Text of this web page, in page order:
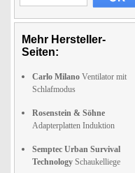
Mehr Hersteller-
Seiten:
Carlo Milano Ventilator mit
Schlafmodus
Rosenstein & Söhne
Adapterplatten Induktion
Semptec Urban Survival
Technology Schaukelliege